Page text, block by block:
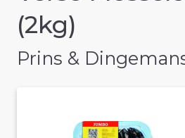
(2kg)
Prins &